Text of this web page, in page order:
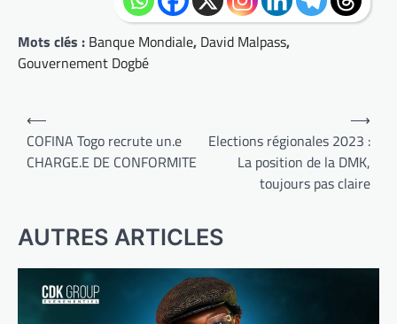
Mots clés : Banque Mondiale, David Malpass,
Gouvernement Dogbé
Navigation
de
l’article
⟵
COFINA Togo recrute un.e
CHARGE.E DE CONFORMITE
Elections régionales 2023 :
La position de la DMK,
toujours pas claire
⟶
AUTRES ARTICLES